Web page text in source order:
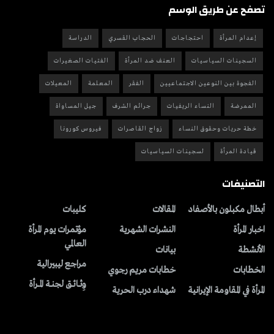
تصفح عن طريق الوسم
إعدام المرأة احتجاجات الحجاب القسري الدراسة
السجينات السياسيات العنف ضد المرأة الفتيات الصغيرات
الفجوة بين النوعين الاجتماعيين الفقر المعلمة المعيلات
الممرضة النساء الريفيات جرائم الشرف جيل المساواة
خطة حريات وحقوق النساء زواج القاصرات فيروس كورونا
قيادة المرأة لسجينات السياسيات
التصنيفات
أبطال مكبلون بالأصفاد
اخبار المرأة
الأنشطة
الخطابات
المرأة في المقاومة الإيرانية
المقالات
النشرات الشهریة
بیانات
خطابات مريم رجوي
شهداء درب الحرية
کلیبات
مؤتمرات يوم المرأة
العالمي
مراجع ليبيرالية
وِثــائــق لجنــة المــرأة